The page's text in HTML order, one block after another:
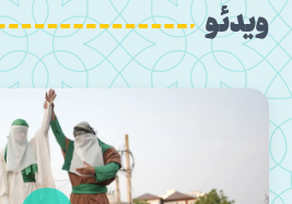
ویدئو